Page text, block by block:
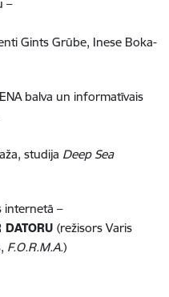
–
Gints Grūbe, Inese Boka-
balva un informatīvais
studija Deep Sea
internetā –
DATORU (režisors Varis
F.O.R.M.A.)